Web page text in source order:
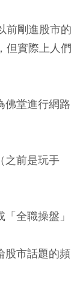
前剛進股市的
但實際上人們
佛堂進行網路
之前是玩手
全職操盤」
股市話題的頻